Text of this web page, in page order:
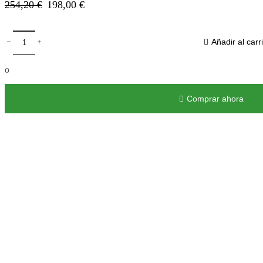
254,20€ 198,00 €
Añadir al
o
Comprar ahora